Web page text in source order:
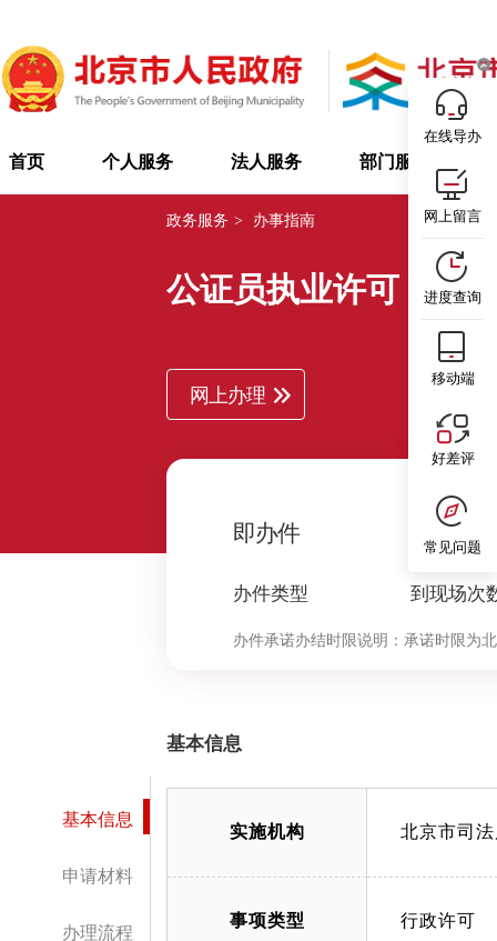
首页 个人服务 法人服务 部门服务
政务服务 > 办事指南
公证员执业许可 北
网上办理
即办件
办件类型
0
到现场次
办件承诺办结时限说明： 承诺时限为
基本信息
申请材料
办理流程
基本信息
实施机构 北京市司
事项类型 行政许可
在线导办
网上留言
进度查询
移动端
好差评
常见问题